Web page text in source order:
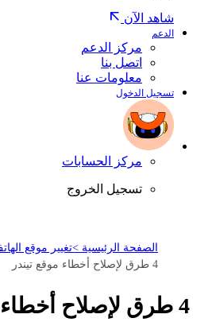
شاهد الآن
الدعم
مركز الدعم
اتصل بنا
معلومات عنا
تسجيل الدخول
مركز الحسابات
تسجيل الخروج
الصفحة الرئيسية >تغيير موقع
4 طرق لإصلاح أخطاء موقع تيندر
4 طرق لإصلاح أخطاء موقع تيندر